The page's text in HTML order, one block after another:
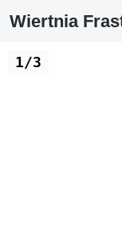
Wiertnia
1/3